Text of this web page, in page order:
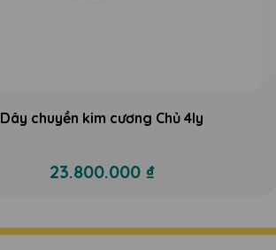
Dây chuyền kim cương Chủ 4ly
23.800.000 ₫